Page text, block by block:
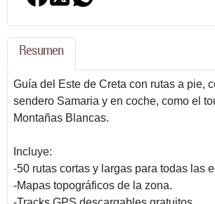
Resumen
Guía del Este de Creta con rutas a pie,
sendero Samaria y en coche, como el
Montañas Blancas.
Incluye:
-50 rutas cortas y largas para todas las
-Mapas topográficos de la zona.